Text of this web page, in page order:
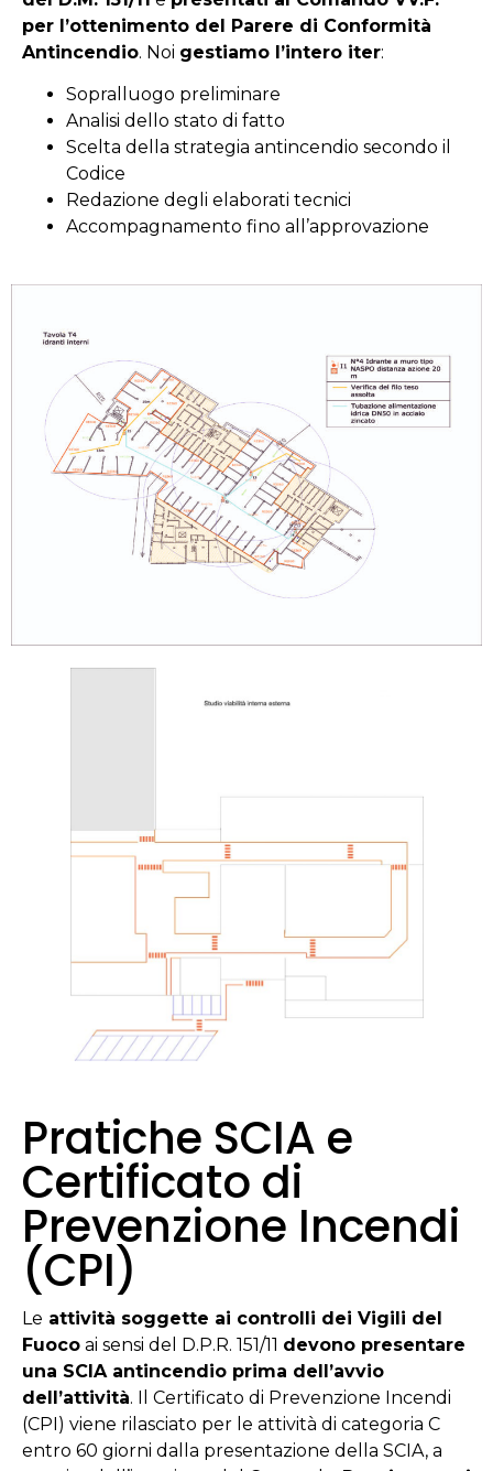
per l’ottenimento del Parere di Conformità
Antincendio. Noi gestiamo l’intero iter:
Sopralluogo preliminare
Analisi dello stato di fatto
Scelta della strategia antincendio secondo il
Codice
Redazione degli elaborati tecnici
Accompagnamento fino all’approvazione
Pratiche SCIA e
Certificato di
Prevenzione Incendi
(CPI)
Le attività soggette ai controlli dei Vigili del
Fuoco ai sensi del D.P.R. 151/11 devono presentare
una SCIA antincendio prima dell’avvio
dell’attività. Il Certificato di Prevenzione Incendi
(CPI) viene rilasciato per le attività di categoria C
entro 60 giorni dalla presentazione della SCIA, a